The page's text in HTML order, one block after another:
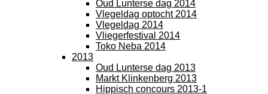
Oud Lunterse dag 2014
Vlegeldag optocht 2014
Vlegeldag 2014
Vliegerfestival 2014
Toko Neba 2014
2013
Oud Lunterse dag 2013
Markt Klinkenberg 2013
Hippisch concours 2013-1